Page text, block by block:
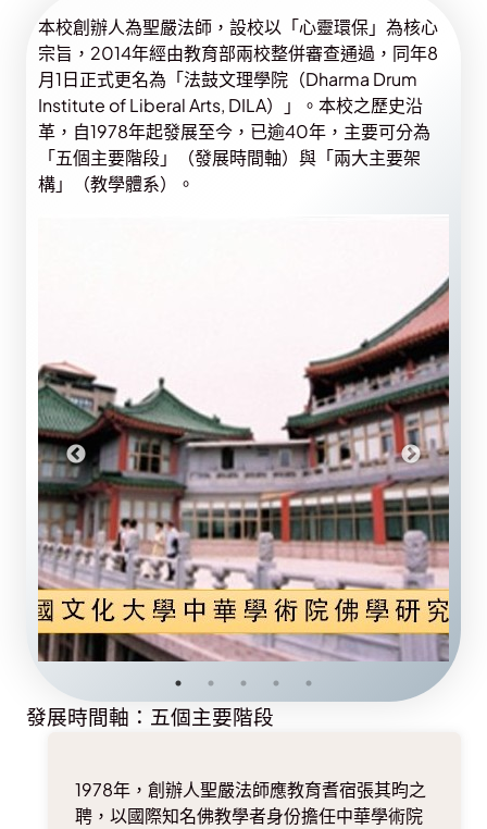
本校創辦人為聖嚴法師，設校以「心靈環保」為核心
宗旨，2014年經由教育部兩校整併審查通過，同年8
月1日正式更名為「法鼓文理學院（Dharma Drum
Institute of Liberal Arts, DILA）」。本校之歷史沿
革，自1978年起發展至今，已逾40年，主要可分為
「五個主要階段」（發展時間軸）與「兩大主要架
構」（教學體系）。
發展時間軸：五個主要階段
1978年，創辦人聖嚴法師應教育耆宿張其昀之
聘，以國際知名佛教學者身份擔任中華學術院